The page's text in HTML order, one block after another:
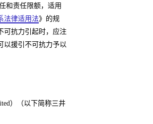
和责任限额，适用
法律适用法》的规
可抗力引起时，应注
以援引不可抗力予以
）（以下简称三井